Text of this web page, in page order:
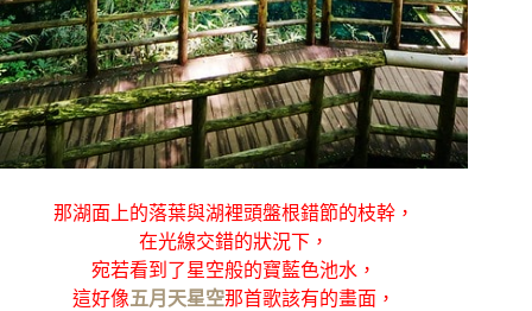
那湖面上的落葉與湖裡頭盤根錯節的枝幹，
在光線交錯的狀況下，
宛若看到了星空般的寶藍色池水，
這好像五月天星空那首歌該有的畫面，